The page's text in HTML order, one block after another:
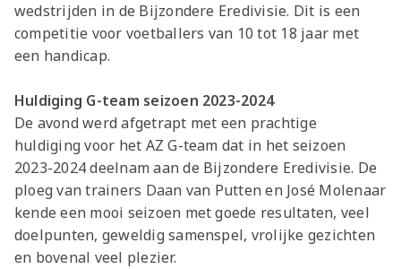
wedstrijden in de Bijzondere Eredivisie. Dit is een
competitie voor voetballers van 10 tot 18 jaar met
een handicap.
Huldiging G-team seizoen 2023-2024
De avond werd afgetrapt met een prachtige
huldiging voor het AZ G-team dat in het seizoen
2023-2024 deelnam aan de Bijzondere Eredivisie. De
ploeg van trainers Daan van Putten en José Molenaar
kende een mooi seizoen met goede resultaten, veel
doelpunten, geweldig samenspel, vrolijke gezichten
en bovenal veel plezier.